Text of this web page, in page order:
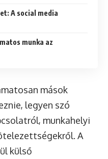
A social media
munka az
mások
legyen szó
munkahelyi
A
külső